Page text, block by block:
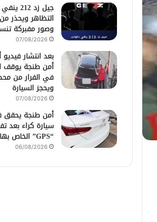
جيل زد
التظاهر ويحذر
وصور مفبركة
07/08/2026
بعد انتشار فيديو
أمن طنجة يوقف
في الفرار من
ويحجز السيارة
07/08/2026
أمن طنجة يحقق
سيارة كراء بعد
“GPS” الخاص بها
06/08/2026